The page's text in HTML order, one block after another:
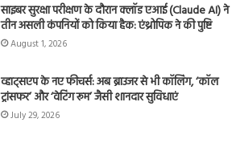
साइबर सुरक्षा परीक्षण के दौरान क्लॉड एआई (Claude AI) ने
तीन असली कंपनियों को किया हैक: एंथ्रोपिक ने की पुष्टि
August 1, 2026
व्हाट्सएप के नए फीचर्स: अब ब्राउजर से भी कॉलिंग, ‘कॉल
ट्रांसफर’ और ‘वेटिंग रूम’ जैसी शानदार सुविधाएं
July 29, 2026